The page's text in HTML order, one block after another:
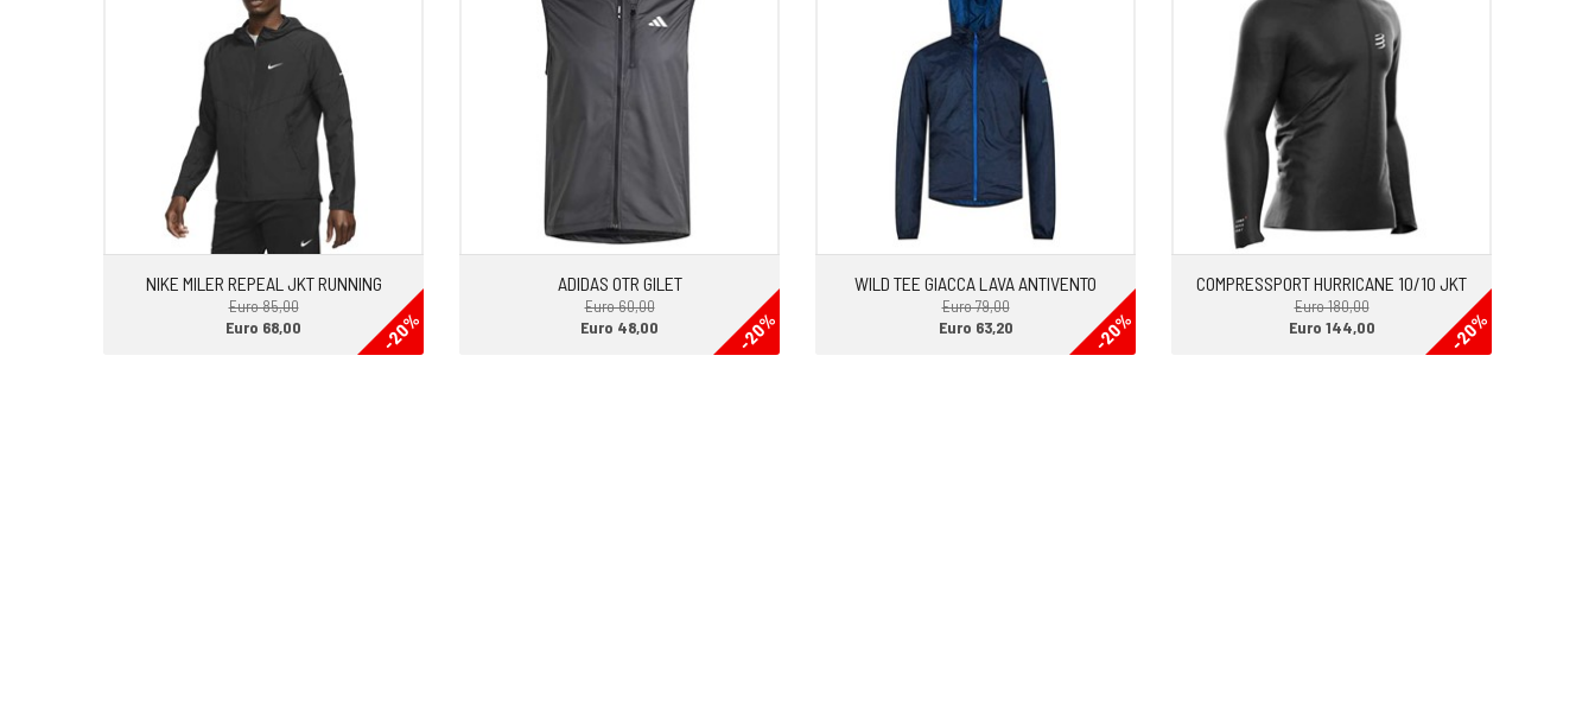
NIKE MILER REPEAL JKT RUNNING
Euro 85,00
-20%
Euro 68,00
ADIDAS OTR GILET
Euro 60,00
-20%
Euro 48,00
WILD TEE GIACCA LAVA ANTIVENTO
Euro 79,00
-20%
Euro 63,20
COMPRESSPORT HURRICANE 10/10 JKT
Euro 180,00
-20%
Euro 144,00